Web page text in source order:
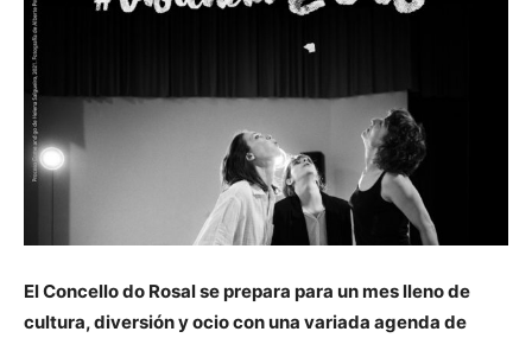
El Concello do Rosal se prepara para un mes lleno de
cultura, diversión y ocio con una variada agenda de